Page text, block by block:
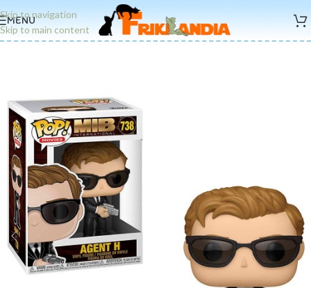
Skip to navigation
Skip to main content
MENU